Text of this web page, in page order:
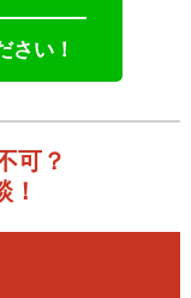
さい！
可？
！